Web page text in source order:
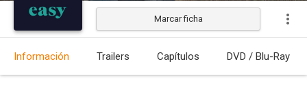
Marcar ficha
Información Trailers Capítulos DVD / Blu-Ray